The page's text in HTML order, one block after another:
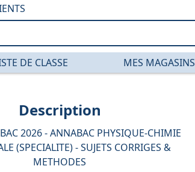
DE CLASSE MES MAGASINS
Description
2026 - ANNABAC PHYSIQUE-CHIMIE
(SPECIALITE) - SUJETS CORRIGES &
METHODES